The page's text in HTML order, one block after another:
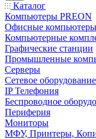
Каталог
Компьютеры PREON
Офисные компьютеры
Компьютерные
Графические станции
Промышленные
Серверы
Сетевое оборудование
IP Телефония
Беспроводное
Периферия
Мониторы
МФУ, Принтеры,